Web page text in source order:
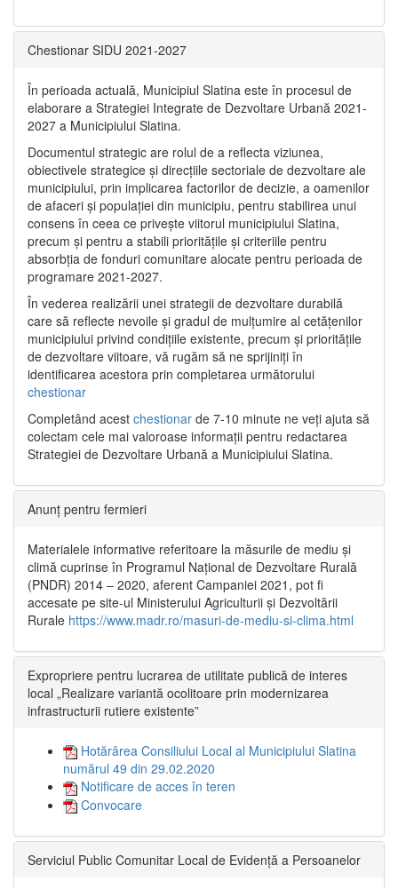
Chestionar SIDU 2021-2027
În perioada actuală, Municipiul Slatina este în procesul de
elaborare a Strategiei Integrate de Dezvoltare Urbană 2021‐
2027 a Municipiului Slatina.
Documentul strategic are rolul de a reflecta viziunea,
obiectivele strategice și direcțiile sectoriale de dezvoltare ale
municipiului, prin implicarea factorilor de decizie, a oamenilor
de afaceri și populației din municipiu, pentru stabilirea unui
consens în ceea ce privește viitorul municipiului Slatina,
precum și pentru a stabili prioritățile și criteriile pentru
absorbția de fonduri comunitare alocate pentru perioada de
programare 2021-2027.
În vederea realizării unei strategii de dezvoltare durabilă
care să reflecte nevoile și gradul de mulțumire al cetățenilor
municipiului privind condițiile existente, precum și prioritățile
de dezvoltare viitoare, vă rugăm să ne sprijiniți în
identificarea acestora prin completarea următorului
chestionar
Completând acest chestionar de 7-10 minute ne veți ajuta să
colectam cele mai valoroase informații pentru redactarea
Strategiei de Dezvoltare Urbană a Municipiului Slatina.
Anunț pentru fermieri
Materialele informative referitoare la măsurile de mediu și
climă cuprinse în Programul Național de Dezvoltare Rurală
(PNDR) 2014 – 2020, aferent Campaniei 2021, pot fi
accesate pe site-ul Ministerului Agriculturii și Dezvoltării
Rurale https://www.madr.ro/masuri-de-mediu-si-clima.html
Expropriere pentru lucrarea de utilitate publică de interes
local „Realizare variantă ocolitoare prin modernizarea
infrastructurii rutiere existente”
Hotărârea Consiliului Local al Municipiului Slatina
numărul 49 din 29.02.2020
Notificare de acces în teren
Convocare
Serviciul Public Comunitar Local de Evidență a Persoanelor